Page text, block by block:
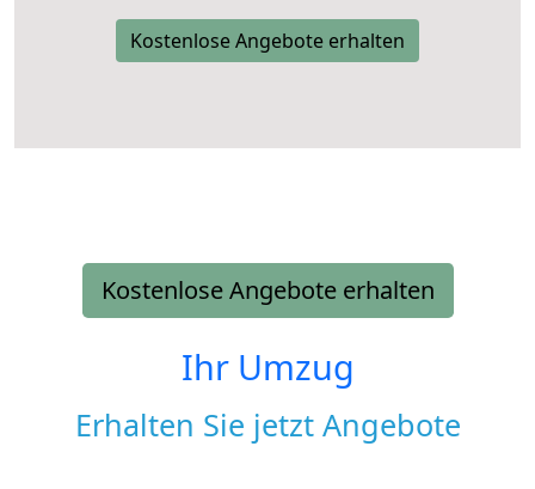
Kostenlose Angebote erhalten
Kostenlose Angebote erhalten
Ihr Umzug
Erhalten Sie jetzt Angebote